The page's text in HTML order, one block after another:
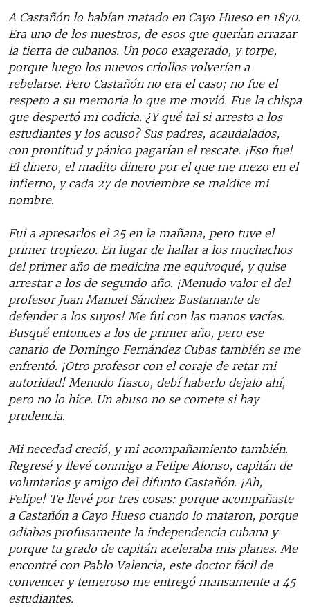
A Castañón lo habían matado en Cayo Hueso en 1870.
Era uno de los nuestros, de esos que querían arrazar
la tierra de cubanos. Un poco exagerado, y torpe,
porque luego los nuevos criollos volverían a
rebelarse. Pero Castañón no era el caso; no fue el
respeto a su memoria lo que me movió. Fue la chispa
que despertó mi codicia. ¿Y qué tal si arresto a los
estudiantes y los acuso? Sus padres, acaudalados,
con prontitud y pánico pagarían el rescate. ¡Eso fue!
El dinero, el madito dinero por el que me mezo en el
infierno, y cada 27 de noviembre se maldice mi
nombre.
Fui a apresarlos el 25 en la mañana, pero tuve el
primer tropiezo. En lugar de hallar a los muchachos
del primer año de medicina me equivoqué, y quise
arrestar a los de segundo año. ¡Menudo valor el del
profesor Juan Manuel Sánchez Bustamante de
defender a los suyos! Me fui con las manos vacías.
Busqué entonces a los de primer año, pero ese
canario de Domingo Fernández Cubas también se me
enfrentó. ¡Otro profesor con el coraje de retar mi
autoridad! Menudo fiasco, debí haberlo dejalo ahí,
pero no lo hice. Un abuso no se comete si hay
prudencia.
Mi necedad creció, y mi acompañamiento también.
Regresé y llevé conmigo a Felipe Alonso, capitán de
voluntarios y amigo del difunto Castañón. ¡Ah,
Felipe! Te llevé por tres cosas: porque acompañaste
a Castañón a Cayo Hueso cuando lo mataron, porque
odiabas profusamente la independencia cubana y
porque tu grado de capitán aceleraba mis planes. Me
encontré con Pablo Valencia, este doctor fácil de
convencer y temeroso me entregó mansamente a 45
estudiantes.